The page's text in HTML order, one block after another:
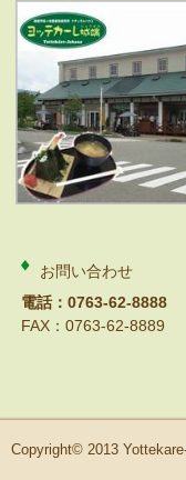
お問い合わせ
電話：0763-62-8888
FAX：0763-62-8889
Copyright© 2013